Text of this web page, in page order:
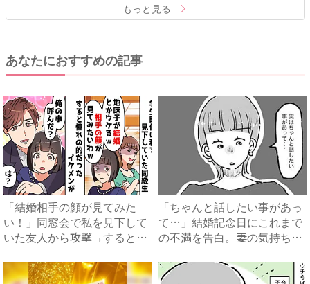
もっと見る
あなたにおすすめの記事
「結婚相手の顔が見てみた
い！」同窓会で私を見下して
いた友人から攻撃→すると全
「ちゃんと話したい事があっ
て…」結婚記念日にこれまで
の不満を告白。妻の気持ち